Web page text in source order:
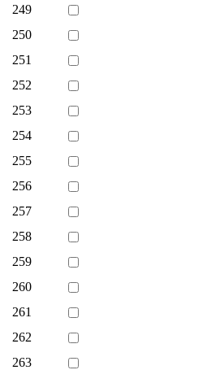
249
250
251
252
253
254
255
256
257
258
259
260
261
262
263